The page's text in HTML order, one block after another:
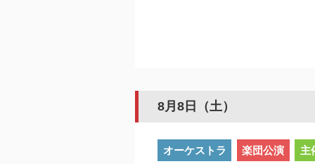
8月8日（土）
オーケストラ 楽団公演 主